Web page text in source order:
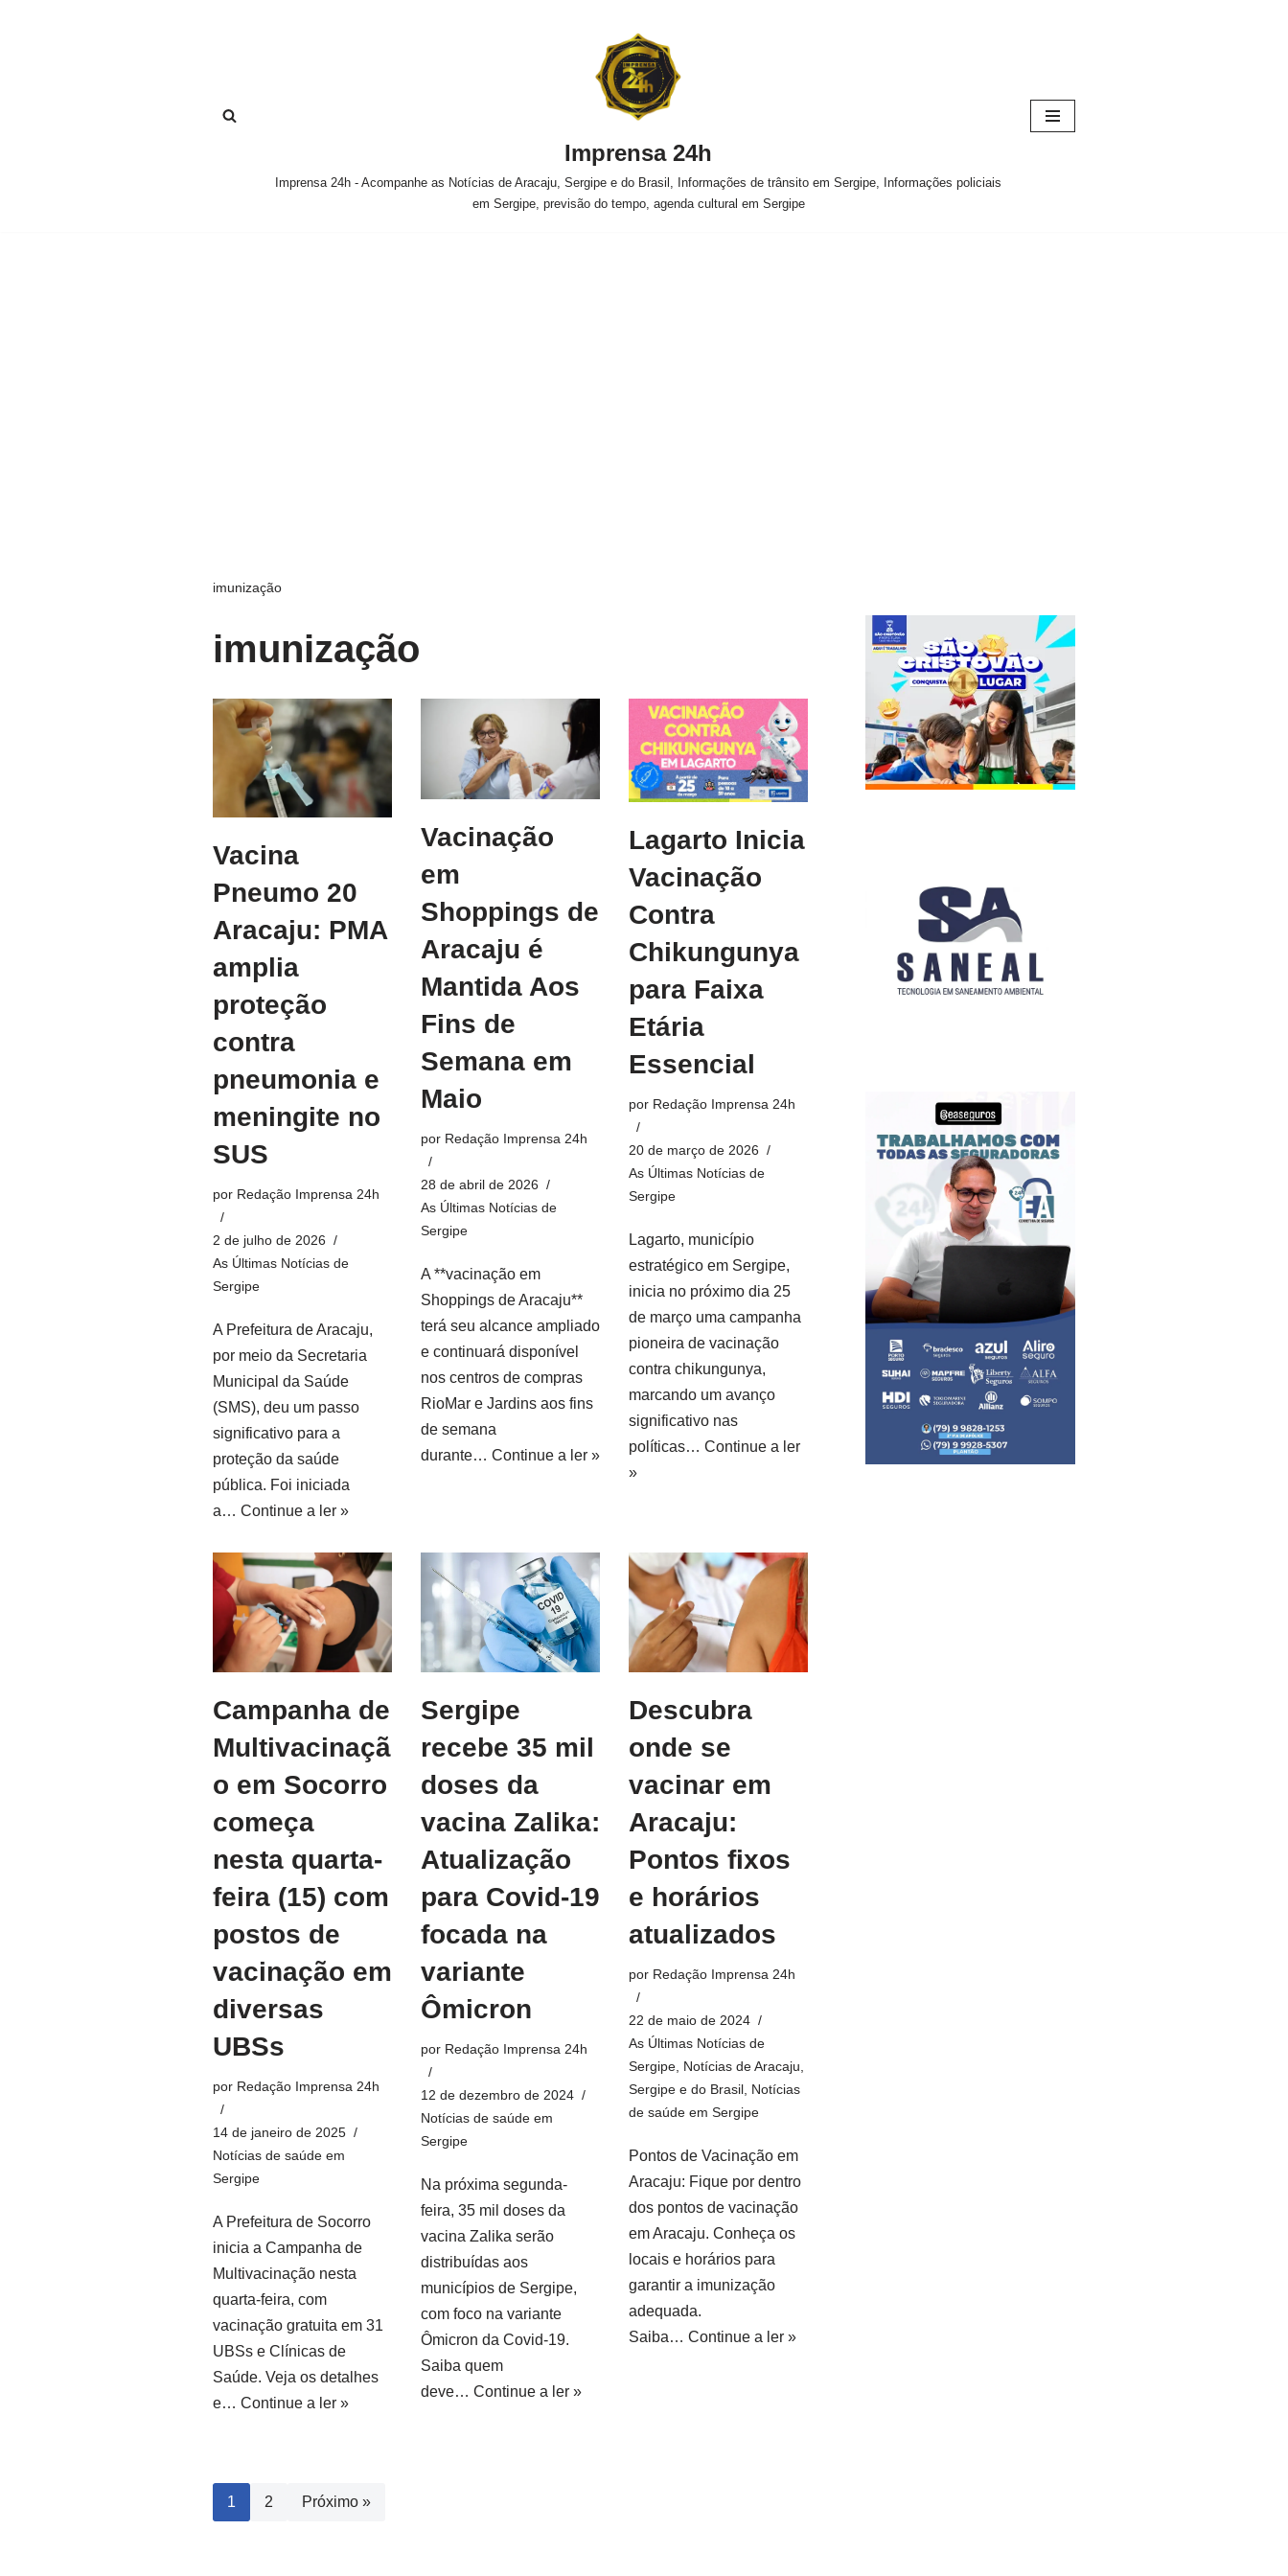
Imprensa 24h
Imprensa 24h - Acompanhe as Notícias de Aracaju, Sergipe e do Brasil, Informações de trânsito em Sergipe, Informações policiais
em Sergipe, previsão do tempo, agenda cultural em Sergipe
imunização
imunização
Vacina
Pneumo 20
Aracaju: PMA
amplia
proteção
contra
pneumonia e
meningite no
SUS
por Redação Imprensa 24h
2 de julho de 2026
As Últimas Notícias de
Sergipe
A Prefeitura de Aracaju,
por meio da Secretaria
Municipal da Saúde
(SMS), deu um passo
significativo para a
proteção da saúde
pública. Foi iniciada
a… Continue a ler »
Vacinação
em
Shoppings de
Aracaju é
Mantida Aos
Fins de
Semana em
Maio
por Redação Imprensa 24h
28 de abril de 2026
As Últimas Notícias de
Sergipe
A **vacinação em
Shoppings de Aracaju**
terá seu alcance ampliado
e continuará disponível
nos centros de compras
RioMar e Jardins aos fins
de semana
durante… Continue a ler »
Lagarto Inicia
Vacinação
Contra
Chikungunya
para Faixa
Etária
Essencial
por Redação Imprensa 24h
20 de março de 2026
As Últimas Notícias de
Sergipe
Lagarto, município
estratégico em Sergipe,
inicia no próximo dia 25
de março uma campanha
pioneira de vacinação
contra chikungunya,
marcando um avanço
significativo nas
políticas… Continue a ler
»
Campanha de
Multivacinaçã
o em Socorro
começa
nesta quarta-
feira (15) com
postos de
vacinação em
diversas
UBSs
por Redação Imprensa 24h
14 de janeiro de 2025
Notícias de saúde em
Sergipe
A Prefeitura de Socorro
inicia a Campanha de
Multivacinação nesta
quarta-feira, com
vacinação gratuita em 31
UBSs e Clínicas de
Saúde. Veja os detalhes
e… Continue a ler »
Sergipe
recebe 35 mil
doses da
vacina Zalika:
Atualização
para Covid-19
focada na
variante
Ômicron
por Redação Imprensa 24h
12 de dezembro de 2024
Notícias de saúde em
Sergipe
Na próxima segunda-
feira, 35 mil doses da
vacina Zalika serão
distribuídas aos
municípios de Sergipe,
com foco na variante
Ômicron da Covid-19.
Saiba quem
deve… Continue a ler »
Descubra
onde se
vacinar em
Aracaju:
Pontos fixos
e horários
atualizados
por Redação Imprensa 24h
22 de maio de 2024
As Últimas Notícias de
Sergipe Notícias de Aracaju,
Sergipe e do Brasil Notícias
de saúde em Sergipe
Pontos de Vacinação em
Aracaju: Fique por dentro
dos pontos de vacinação
em Aracaju. Conheça os
locais e horários para
garantir a imunização
adequada.
Saiba… Continue a ler »
1 2 Próximo »